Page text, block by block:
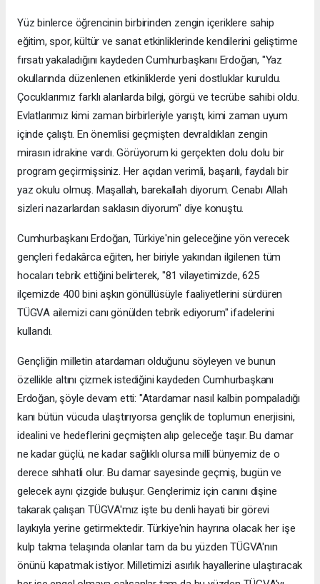
Yüz binlerce öğrencinin birbirinden zengin içeriklere sahip
eğitim, spor, kültür ve sanat etkinliklerinde kendilerini geliştirme
fırsatı yakaladığını kaydeden Cumhurbaşkanı Erdoğan, "Yaz
okullarında düzenlenen etkinliklerde yeni dostluklar kuruldu.
Çocuklarımız farklı alanlarda bilgi, görgü ve tecrübe sahibi oldu.
Evlatlarımız kimi zaman birbirleriyle yarıştı, kimi zaman uyum
içinde çalıştı. En önemlisi geçmişten devraldıkları zengin
mirasın idrakine vardı. Görüyorum ki gerçekten dolu dolu bir
program geçirmişsiniz. Her açıdan verimli, başarılı, faydalı bir
yaz okulu olmuş. Maşallah, barekallah diyorum. Cenabı Allah
sizleri nazarlardan saklasın diyorum" diye konuştu.
Cumhurbaşkanı Erdoğan, Türkiye'nin geleceğine yön verecek
gençleri fedakârca eğiten, her biriyle yakından ilgilenen tüm
hocaları tebrik ettiğini belirterek, "81 vilayetimizde, 625
ilçemizde 400 bini aşkın gönüllüsüyle faaliyetlerini sürdüren
TÜGVA ailemizi canı gönülden tebrik ediyorum" ifadelerini
kullandı.
Gençliğin milletin atardamarı olduğunu söyleyen ve bunun
özellikle altını çizmek istediğini kaydeden Cumhurbaşkanı
Erdoğan, şöyle devam etti: "Atardamar nasıl kalbin pompaladığı
kanı bütün vücuda ulaştırıyorsa gençlik de toplumun enerjisini,
idealini ve hedeflerini geçmişten alıp geleceğe taşır. Bu damar
ne kadar güçlü, ne kadar sağlıklı olursa millî bünyemiz de o
derece sıhhatli olur. Bu damar sayesinde geçmiş, bugün ve
gelecek aynı çizgide buluşur. Gençlerimiz için canını dişine
takarak çalışan TÜGVA'mız işte bu denli hayati bir görevi
layıkıyla yerine getirmektedir. Türkiye'nin hayrına olacak her işe
kulp takma telaşında olanlar tam da bu yüzden TÜGVA'nın
önünü kapatmak istiyor. Milletimizi asırlık hayallerine ulaştıracak